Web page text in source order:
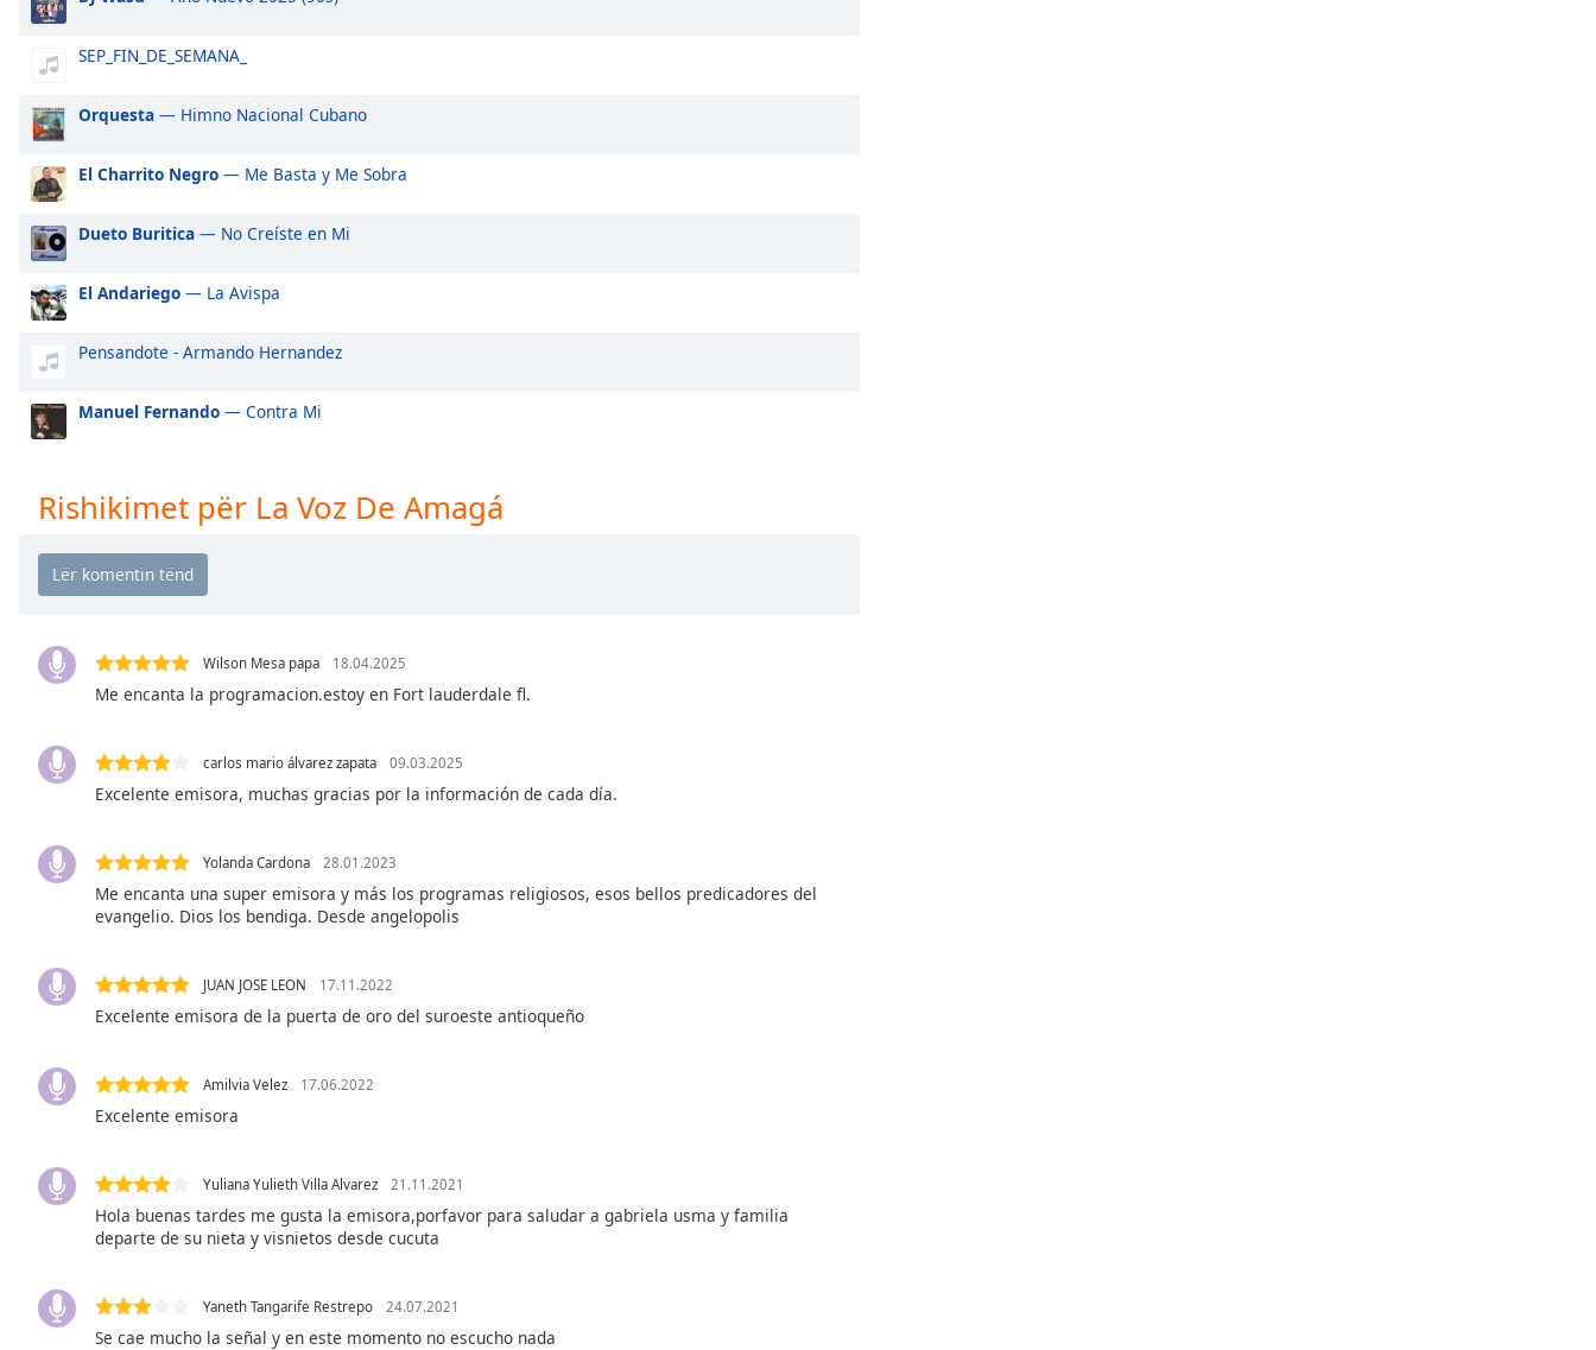
dialog
subtitles
off
selected
Track
in-
Picture
This
window.
dialog
Escape
close
Opacity
Background
Color
Opacity
Background
Color
SEP_FIN_DE_SEMANA_
Orquesta — Himno Nacional Cubano
El Charrito Negro — Me Basta y Me Sobra
Dueto Buritica — No Creíste en Mi
El Andariego — La Avispa
Pensandote - Armando Hernandez
Manuel Fernando — Contra Mi
Rishikimet për La Voz De Amagá
Wilson Mesa papa 18.04.2025
Me encanta la programacion.estoy en Fort lauderdale fl.
carlos mario álvarez zapata 09.03.2025
Excelente emisora, muchas gracias por la información de cada día.
Yolanda Cardona 28.01.2023
Me encanta una super emisora y más los programas religiosos, esos bellos predicadores del
evangelio. Dios los bendiga. Desde angelopolis
JUAN JOSE LEON 17.11.2022
Excelente emisora de la puerta de oro del suroeste antioqueño
Amilvia Velez 17.06.2022
Excelente emisora
Yuliana Yulieth Villa Alvarez 21.11.2021
Hola buenas tardes me gusta la emisora,porfavor para saludar a gabriela usma y familia
departe de su nieta y visnietos desde cucuta
Yaneth Tangarife Restrepo 24.07.2021
Se cae mucho la señal y en este momento no escucho nada